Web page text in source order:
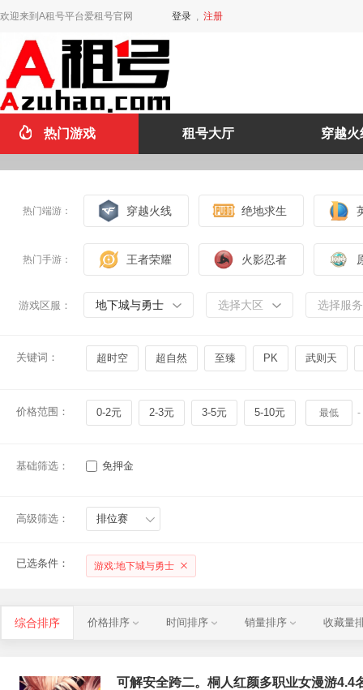
欢迎来到A租号平台爱租号官网 登录 , 注册
热门游戏 租号大厅 穿越火
热门端游： 穿越火线 绝地求生
热门手游： 王者荣耀 火影忍者
游戏区服： 地下城与勇士 选择大区 选择服
关键词： 超时空 超自然 至臻 PK 武则天
价格范围： 0-2元 2-3元 3-5元 5-10元 -
基础筛选： 免押金
高级筛选： 排位赛
已选条件： 游戏:地下城与勇士
综合排序 价格排序 时间排序 销量排序 收藏量
可解安全跨二。桐人红颜多职业女漫游4.4